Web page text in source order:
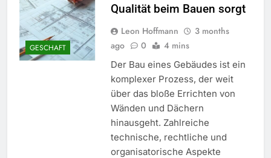
GESCHAFT
Qualität beim Bauen sorgt
Leon Hoffmann
3 months
ago
0 4 mins
Der Bau eines Gebäudes ist ein
komplexer Prozess, der weit
über das bloße Errichten von
Wänden und Dächern
hinausgeht. Zahlreiche
technische, rechtliche und
organisatorische Aspekte